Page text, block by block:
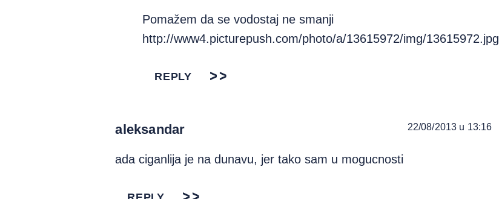
Pomažem da se vodostaj ne smanji
http://www4.picturepush.com/photo/a/13615972/img/13615972.jpg
REPLY
aleksandar 22/08/2013 u 13:16
ada ciganlija je na dunavu, jer tako sam u mogucnosti